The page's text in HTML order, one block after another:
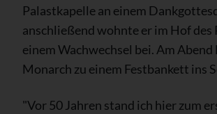
Palastkapelle an einem
anschließend wohnte er im Hof des
einem Wachwechsel bei. Am Abend
Monarch zu einem Festbankett ins
"Vor 50 Jahren stand ich hier zum